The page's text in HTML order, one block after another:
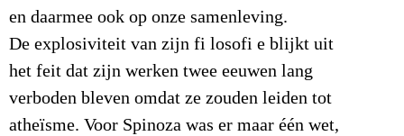
en daarmee ook op onze samenleving.
De explosiviteit van zijn fi losofi e blijkt uit
het feit dat zijn werken twee eeuwen lang
verboden bleven omdat ze zouden leiden tot
atheïsme. Voor Spinoza was er maar één wet,